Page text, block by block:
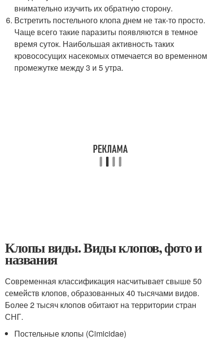
внимательно изучить их обратную сторону.
Встретить постельного клопа днем не так-то просто.
Чаще всего такие паразиты появляются в темное
время суток. Наибольшая активность таких
кровососущих насекомых отмечается во временном
промежутке между 3 и 5 утра.
Клопы виды. Виды клопов, фото и
названия
Современная классификация насчитывает свыше 50
семейств клопов, образованных 40 тысячами видов.
Более 2 тысяч клопов обитают на территории стран
СНГ.
Постельные клопы (Cimicidae)